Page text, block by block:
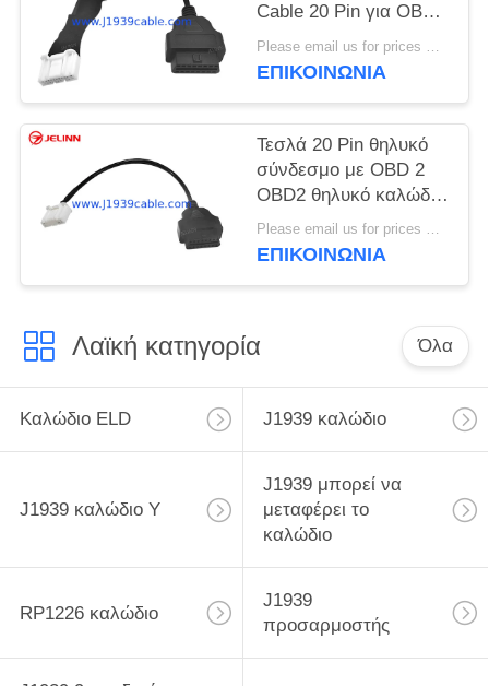
Cable 20 Pin για OBDII
για Tesla Model 3 Έτος
2018
Please email us for prices MOQ:100 τεμάχια
ΕΠΙΚΟΙΝΩΝΊΑ
Τεσλά 20 Pin θηλυκό
σύνδεσμο με OBD 2
OBD2 θηλυκό καλώδιο
για το μοντέλο S και το
μοντέλο X Έτος 2016-
Please email us for prices MOQ:100 pcs
ΕΠΙΚΟΙΝΩΝΊΑ
Λαϊκή κατηγορία Όλα
Καλώδιο ELD J1939 καλώδιο
J1939 καλώδιο Υ
J1939 μπορεί να
μεταφέρει το
καλώδιο
RP1226 καλώδιο
J1939
προσαρμοστής